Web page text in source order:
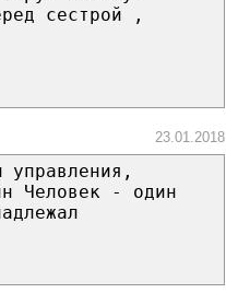
сестрой ,
23.01.2018
управления,
Человек - один